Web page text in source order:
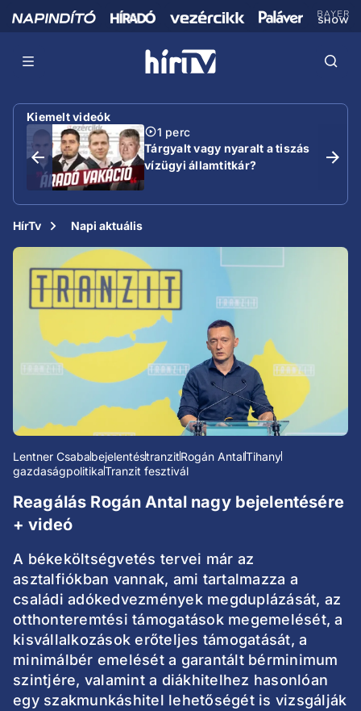
Kiemelt videók
1 perc
Tárgyalt vagy nyaralt a tiszás
vízügyi államtitkár?
HírTv Napi aktuális
Lentner CsababejelentéstranzitRogán AntalTihany
gazdaságpolitikaTranzit fesztivál
Reagálás Rogán Antal nagy bejelentésére
+ videó
A békeköltségvetés tervei már az
asztalfiókban vannak, ami tartalmazza a
családi adókedvezmények megduplázását, az
otthonteremtési támogatások megemelését, a
kisvállalkozások erőteljes támogatását, a
minimálbér emelését a garantált bérminimum
szintjére, valamint a diákhitelhez hasonlóan
egy szakmunkáshitel lehetőségét is vizsgálják